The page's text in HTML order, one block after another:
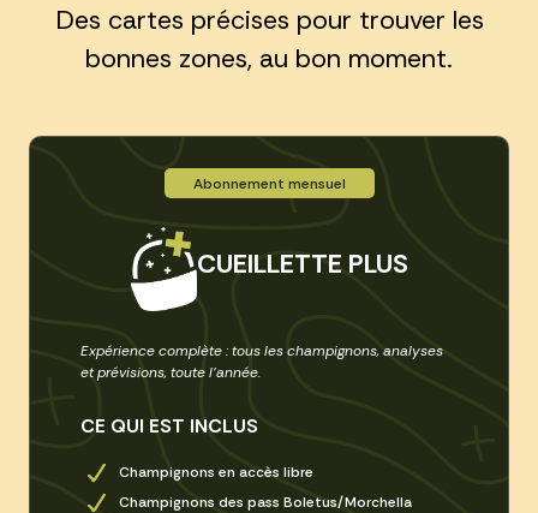
Des cartes précises pour trouver les
bonnes zones, au bon moment.
Abonnement mensuel
CUEILLETTE PLUS
Expérience complète : tous les champignons, analyses
et prévisions, toute l’année.
CE QUI EST INCLUS
Champignons en accès libre
Champignons des pass Boletus/Morchella